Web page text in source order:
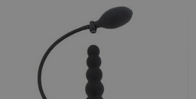
jako identifikátoru klienta. Je součástí každého požadavku na
návštěvnících, relacích a kampaních pro analytické přehledy